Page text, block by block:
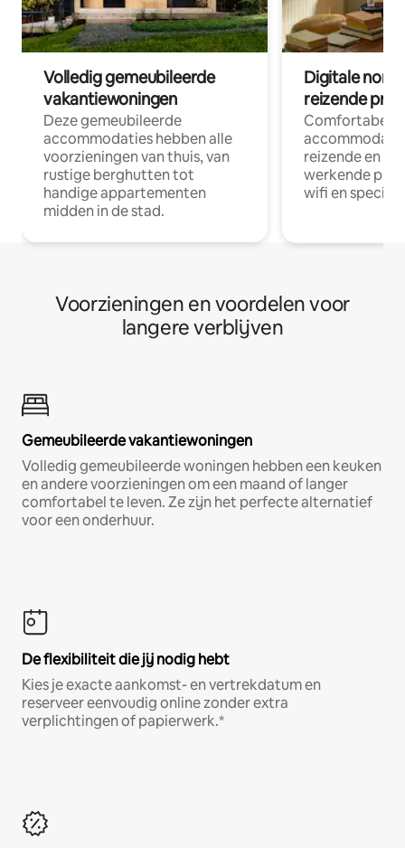
Volledig gemeubileerde
vakantiewoningen
Deze gemeubileerde
accommodaties hebben alle
voorzieningen van thuis, van
rustige berghutten tot
handige appartementen
midden in de stad.
Digitale
reizende
Comfortabele
reizende en
werkende
wifi en
Voorzieningen en voordelen voor
langere verblijven
Gemeubileerde vakantiewoningen
Volledig gemeubileerde woningen hebben een keuken
en andere voorzieningen om een maand of langer
comfortabel te leven. Ze zijn het perfecte alternatief
voor een onderhuur.
De flexibiliteit die jij nodig hebt
Kies je exacte aankomst- en vertrekdatum en
reserveer eenvoudig online zonder extra
verplichtingen of papierwerk.*